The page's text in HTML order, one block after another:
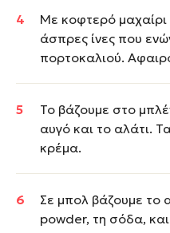
Με κοφτερό μαχαίρι
άσπρες ίνες που
πορτοκαλιού.
Το βάζουμε στο
αυγό και το αλάτι.
κρέμα.
Σε μπολ βάζουμε το
powder, τη σόδα,